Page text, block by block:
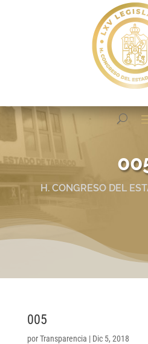
H. CONGRESO DEL
005
porTransparencia | Dic 5, 2018